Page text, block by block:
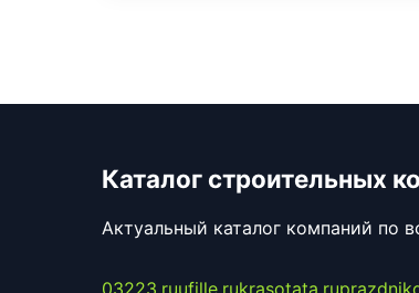
Каталог строительных
Актуальный каталог компаний по
03223.ruufille.rukrasotata.ru